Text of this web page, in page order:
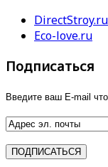
DirectStroy.ru
Eco-love.ru
Подписаться
Введите ваш E-mail